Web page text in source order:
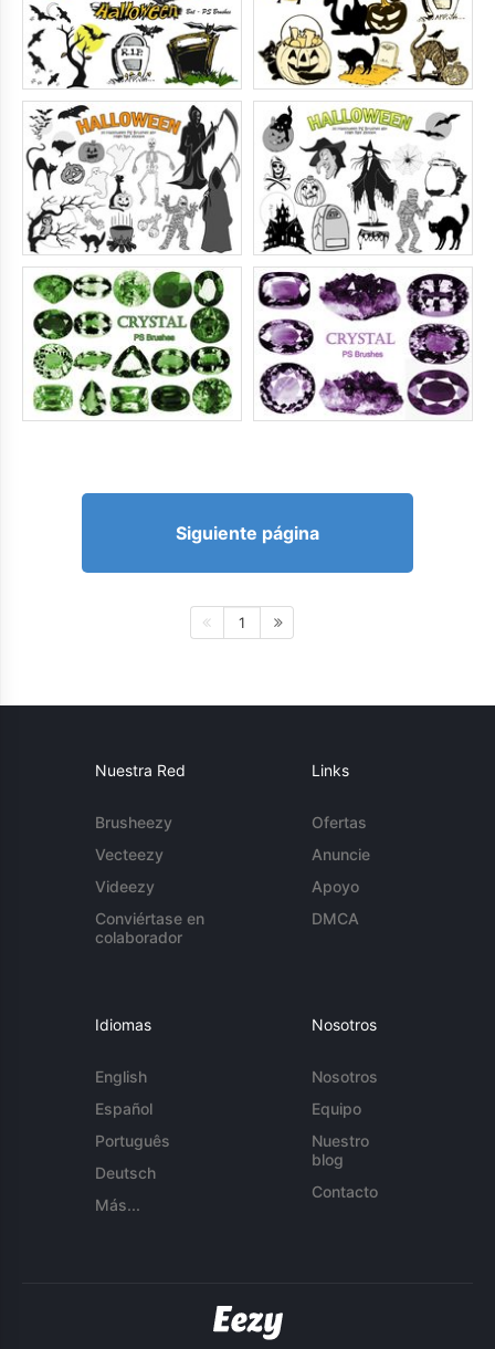
Siguiente página
1
Nuestra Red
Brusheezy
Vecteezy
Videezy
Conviértase en
colaborador
Links
Ofertas
Anuncie
Apoyo
DMCA
Idiomas
English
Español
Português
Deutsch
Más...
Nosotros
Nosotros
Equipo
Nuestro
blog
Contacto